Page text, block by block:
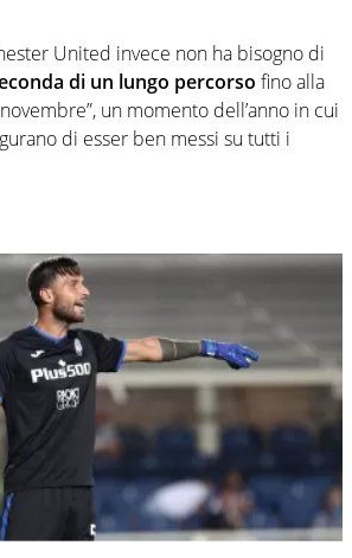
United invece non ha bisogno di
di un lungo percorso fino alla
un momento dell’anno in cui
di esser ben messi su tutti i